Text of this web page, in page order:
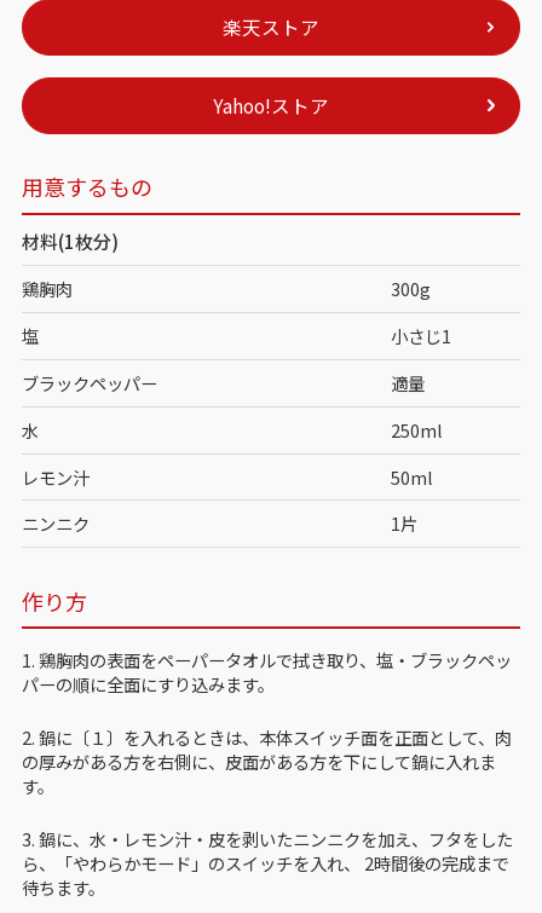
楽天ストア
Yahoo!ストア
用意するもの
材料(1枚分)
鶏胸肉
300g
塩
小さじ1
ブラックペッパー
適量
水
250ml
レモン汁
50ml
ニンニク
1片
作り方
1. 鶏胸肉の表面をペーパータオルで拭き取り、塩・ブラックペッ
パーの順に全面にすり込みます。
2. 鍋に〔１〕を入れるときは、本体スイッチ面を正面として、肉
の厚みがある方を右側に、皮面がある方を下にして鍋に入れま
す。
3. 鍋に、水・レモン汁・皮を剥いたニンニクを加え、フタをした
ら、「やわらかモード」のスイッチを入れ、 2時間後の完成まで
待ちます。